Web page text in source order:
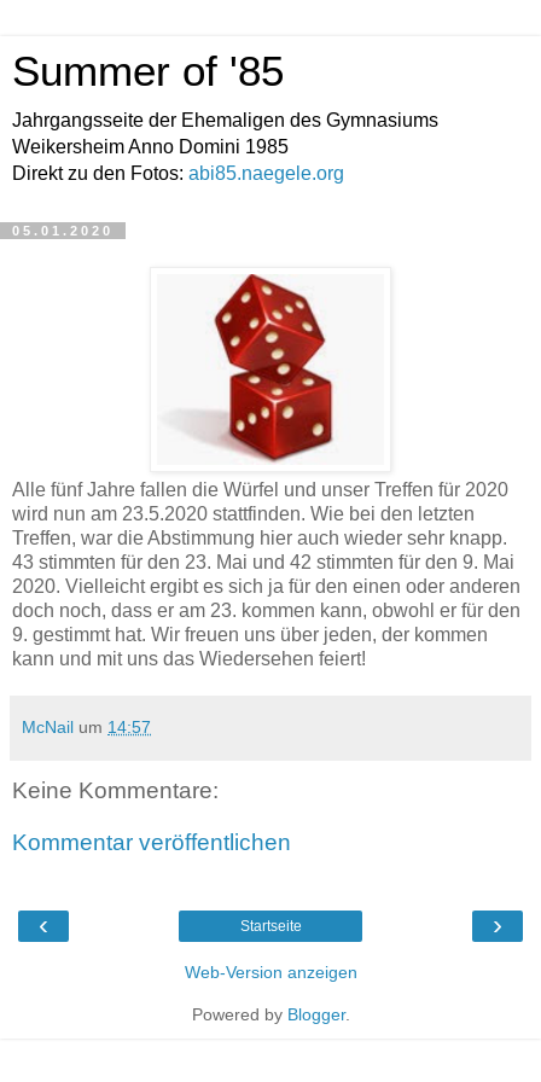
Summer of '85
Jahrgangsseite der Ehemaligen des Gymnasiums
Weikersheim Anno Domini 1985
Direkt zu den Fotos: abi85.naegele.org
05.01.2020
Alle fünf Jahre fallen die Würfel und unser Treffen für 2020
wird nun am 23.5.2020 stattfinden. Wie bei den letzten
Treffen, war die Abstimmung hier auch wieder sehr knapp.
43 stimmten für den 23. Mai und 42 stimmten für den 9. Mai
2020. Vielleicht ergibt es sich ja für den einen oder anderen
doch noch, dass er am 23. kommen kann, obwohl er für den
9. gestimmt hat. Wir freuen uns über jeden, der kommen
kann und mit uns das Wiedersehen feiert!
McNail um 14:57
Keine Kommentare:
Kommentar veröffentlichen
‹ ›
Startseite
Web-Version anzeigen
Powered by Blogger.